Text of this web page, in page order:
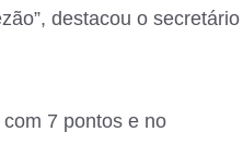
destacou o secretário
7 pontos e no